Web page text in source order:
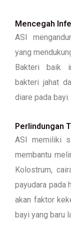
Mencegah
ASI
yang
Bakteri baik
bakteri jahat
diare pada bayi.
Perlindungan
ASI memiliki
membantu
Kolostrum,
payudara pada
akan faktor
bayi yang baru